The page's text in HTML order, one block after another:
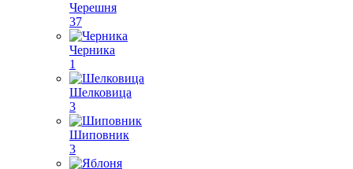
Черешня
37
Черника
1
Шелковица
3
Шиповник
3